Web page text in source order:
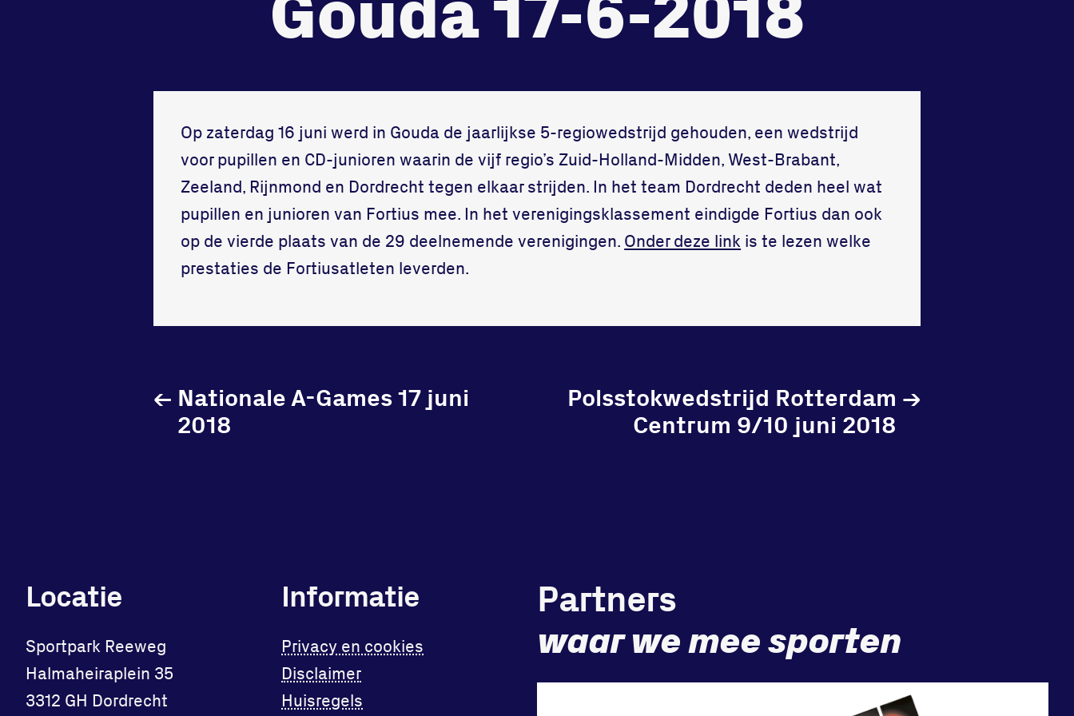
Running Fitness
Bekijk locatie
Op zaterdag 16 juni werd in Gouda de jaarlijkse 5-regiowedstrijd gehouden, een wedstrijd
voor pupillen en CD-junioren waarin de vijf regio’s Zuid-Holland-Midden, West-Brabant,
Zeeland, Rijnmond en Dordrecht tegen elkaar strijden. In het team Dordrecht deden heel wat
pupillen en junioren van Fortius mee. In het verenigingsklassement eindigde Fortius dan ook
op de vierde plaats van de 29 deelnemende verenigingen. Onder deze link is te lezen welke
prestaties de Fortiusatleten leverden.
Nationale A-Games 17 juni
2018
←
Polsstokwedstrijd Rotterdam
Centrum 9/10 juni 2018
→
Locatie
Sportpark Reeweg
Halmaheiraplein 35
3312 GH Dordrecht
Informatie
Privacy en cookies
Disclaimer
Huisregels
Partners
waar we mee sporten